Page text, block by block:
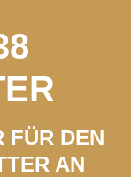
FÜR DEN
AN